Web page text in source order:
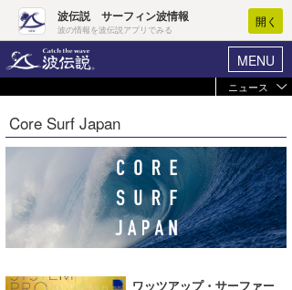
波伝説 サーフィン波情報
波の情報を波伝説アプリでみる
開く
MENU
ヘルプ マイホーム
ログイン
新規会員登録
波情報･概況
WAVE HUNTER波予想ツール
気象情報
Core Surf Japan
ワッツアップ・サーファー
ニュース
Core Surf Japan
ファッション/グッズ
アート＆エンタメ
コラム